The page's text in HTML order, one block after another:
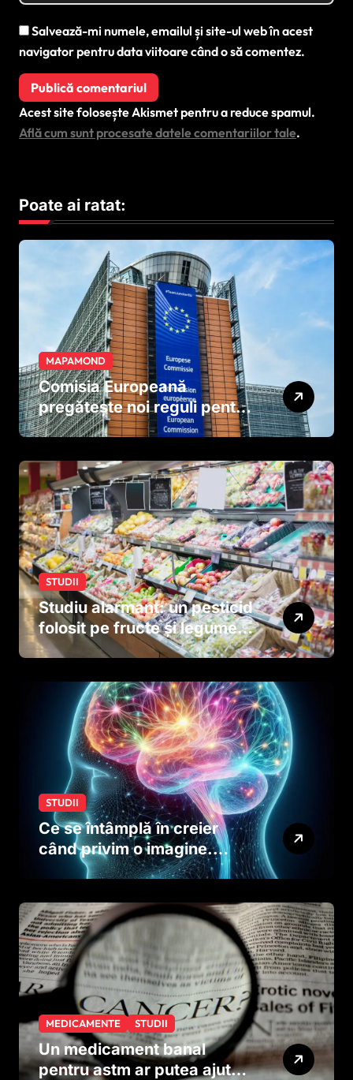
Salvează-mi numele, emailul și site-ul web în acest
navigator pentru data viitoare când o să comentez.
Acest site folosește Akismet pentru a reduce spamul.
Află cum sunt procesate datele comentariilor tale.
Poate ai ratat:
MAPAMOND
Comisia Europeană
pregătește noi reguli pentru
tutun și țigările electronice
STUDII
Studiu alarmant: un pesticid
folosit pe fructe și legume
ar putea afecta dezvoltarea
dinainte de naștere
STUDII
Ce se întâmplă în creier
când privim o imagine.
Studiul care explică rolul
MEDICAMENTE STUDII
Un medicament banal
pentru astm ar putea ajuta